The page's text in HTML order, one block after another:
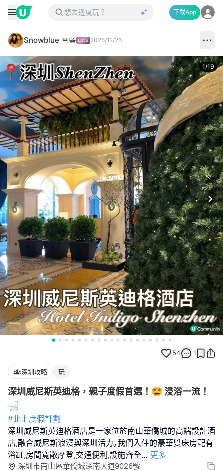
下載App
Snowblue 雪藍 2025/12/26
1/19
54 1
深圳攻略 玩
深圳威尼斯英迪格，親子度假首選！🤩 浸浴一流！
🛁
#北上度假計劃
深圳威尼斯英迪格酒店是一家位於南山華僑城的高端設計酒
店,融合威尼斯浪漫與深圳活力｡我們入住的豪華雙床房配有
浴缸,房間寬敞摩登,交通便利,設施齊全... 更多
深圳市南山區華僑城深南大道9026號